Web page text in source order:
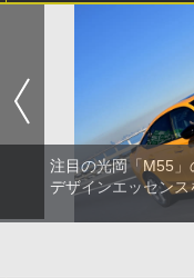
注目の光岡「M55
デザインエッセン